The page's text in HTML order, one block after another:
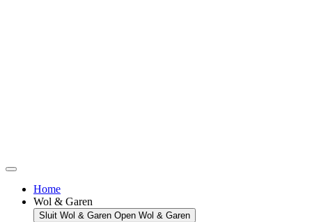
Home
Wol & Garen
Sluit Wol & Garen Open Wol & Garen